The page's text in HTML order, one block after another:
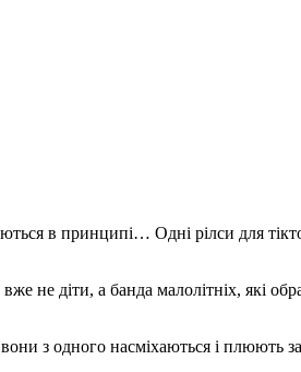
в принципі… Одні рілси для
не діти, а банда малолітніх, які
з одного насміхаються і плюють